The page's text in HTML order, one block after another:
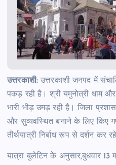
उत्तरकाशी:उत्तरकाशी जनपद में
पकड़ रही है। श्री यमुनोत्री धाम
भारी भीड़ उमड़ रही है। जिला
और सुव्यवस्थित बनाने के लिए किए
तीर्थयात्री निर्बाध रूप से दर्शन कर
यात्रा बुलेटिन के अनुसार,बुधवार